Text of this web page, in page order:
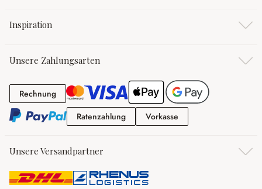
Inspiration
Unsere Zahlungsarten
RechnungRechnung
RatenzahlungRatenzahlung
Vorkasse
Unsere Versandpartner